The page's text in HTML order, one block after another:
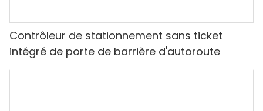
Contrôleur de stationnement sans ticket
intégré de porte de barrière d'autoroute